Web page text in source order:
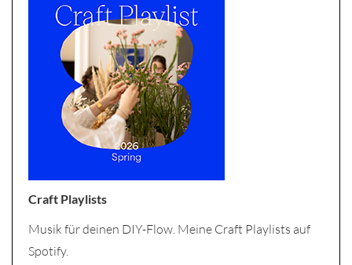
Craft Playlists
Musik für deinen DIY-Flow. Meine Craft Playlists auf
Spotify.